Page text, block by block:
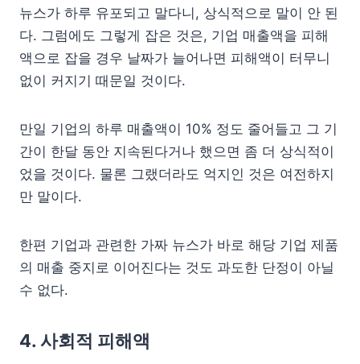
뉴스가 하루 유포되고 말다니, 상식적으로 말이 안 된
다. 그럼에도 그렇게 잡은 것은, 기업 매출액을 피해
액으로 잡을 경우 날짜가 늘어나면 피해액이 터무니
없이 커지기 때문일 것이다.
만일 기업의 하루 매출액이 10% 정도 줄어들고 그 기
간이 한달 동안 지속된다거나 했으면 좀 더 상식적이
었을 것이다. 물론 그랬더라도 억지인 것은 여전하지
만 말이다.
한편 기업과 관련한 가짜 뉴스가 바로 해당 기업 제품
의 매출 중지로 이어진다는 것도 과도한 단정이 아닐
수 없다.
4. 사회적 피해액